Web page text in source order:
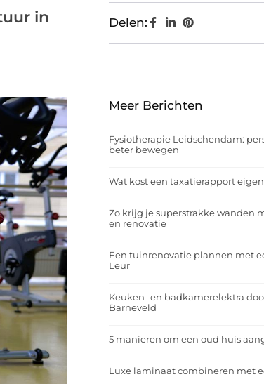
in
Delen:
Meer Berichten
Fysiotherapie Leidschendam:
beter bewegen
Wat kost een taxatierapport
Zo krijg je superstrakke wanden
en renovatie
Een tuinrenovatie plannen met
Leur
Keuken- en badkamerelektra
Barneveld
5 manieren om een oud huis
Luxe laminaat combineren met